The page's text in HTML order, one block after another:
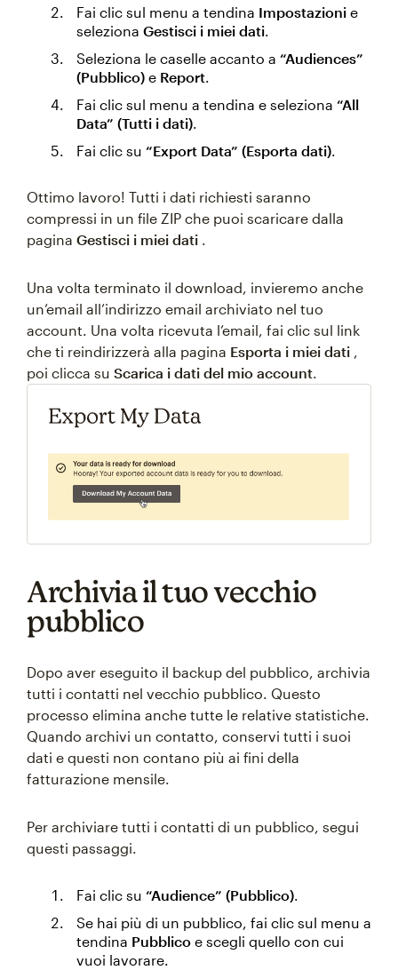
Fai clic sul menu a tendina Impostazioni e
seleziona Gestisci i miei dati.
Seleziona le caselle accanto a “Audiences”
(Pubblico) e Report.
Fai clic sul menu a tendina e seleziona “All
Data” (Tutti i dati).
Fai clic su “Export Data” (Esporta dati).
Ottimo lavoro! Tutti i dati richiesti saranno
compressi in un file ZIP che puoi scaricare dalla
pagina Gestisci i miei dati .
Una volta terminato il download, invieremo anche
un’email all’indirizzo email archiviato nel tuo
account. Una volta ricevuta l’email, fai clic sul link
che ti reindirizzerà alla pagina Esporta i miei dati ,
poi clicca su Scarica i dati del mio account.
Archivia il tuo vecchio
pubblico
Dopo aver eseguito il backup del pubblico, archivia
tutti i contatti nel vecchio pubblico. Questo
processo elimina anche tutte le relative statistiche.
Quando archivi un contatto, conservi tutti i suoi
dati e questi non contano più ai fini della
fatturazione mensile.
Per archiviare tutti i contatti di un pubblico, segui
questi passaggi.
Fai clic su “Audience” (Pubblico).
Se hai più di un pubblico, fai clic sul menu a
tendina Pubblico e scegli quello con cui
vuoi lavorare.